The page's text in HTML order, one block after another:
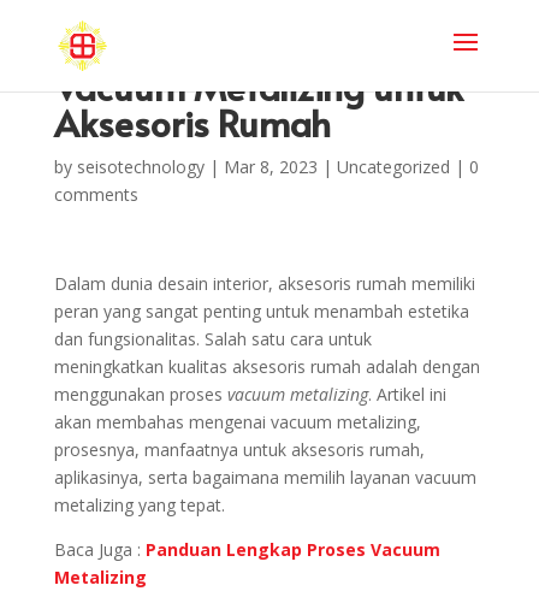
Vacuum Metalizing untuk
Aksesoris Rumah
by seisotechnology| Mar 8, 2023 | Uncategorized | 0
comments
Dalam dunia desain interior, aksesoris rumah memiliki
peran yang sangat penting untuk menambah estetika
dan fungsionalitas. Salah satu cara untuk
meningkatkan kualitas aksesoris rumah adalah dengan
menggunakan proses vacuum metalizing. Artikel ini
akan membahas mengenai vacuum metalizing,
prosesnya, manfaatnya untuk aksesoris rumah,
aplikasinya, serta bagaimana memilih layanan vacuum
metalizing yang tepat.
Baca Juga : Panduan Lengkap Proses Vacuum
Metalizing